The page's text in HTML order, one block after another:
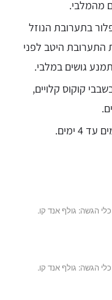
מהמלבי.
בתערובת הנוזל
היטב לפני
גושים במלבי.
קוקוס קלויים,
ימים.
הגשה: גולף אנד קו.
הגשה: גולף אנד קו.